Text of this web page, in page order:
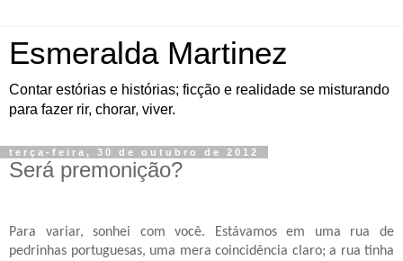
Esmeralda Martinez
Contar estórias e histórias; ficção e realidade se misturando
para fazer rir, chorar, viver.
terça-feira, 30 de outubro de 2012
Será premonição?
Para variar, sonhei com você. Estávamos em uma rua de
pedrinhas portuguesas, uma mera coincidência claro; a rua tinha